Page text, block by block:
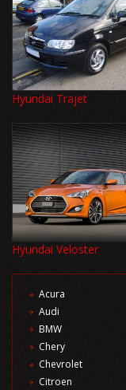
Hyundai Trajet
Hyundai Veloster
Acura
Audi
BMW
Chery
Chevrolet
Citroen